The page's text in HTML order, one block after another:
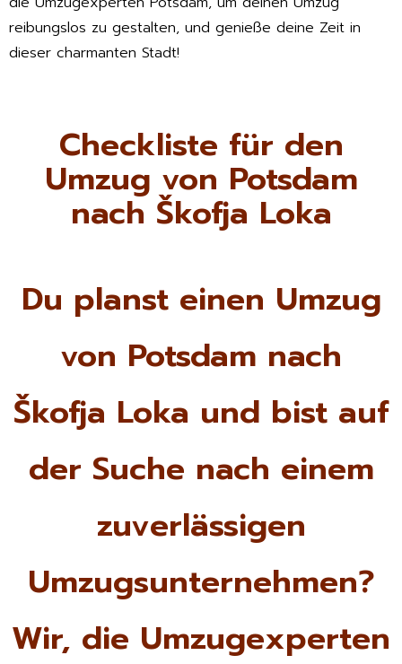
reibungslos zu gestalten, und genieße deine Zeit in
dieser charmanten Stadt!
Checkliste für den
Umzug von Potsdam
nach Škofja Loka
Du planst einen Umzug
von Potsdam nach
Škofja Loka und bist auf
der Suche nach einem
zuverlässigen
Umzugsunternehmen?
Wir, die Umzugexperten